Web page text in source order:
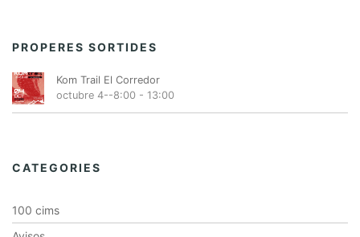
PROPERES SORTIDES
Kom Trail El Corredor
octubre 4--8:00 - 13:00
CATEGORIES
100 cims